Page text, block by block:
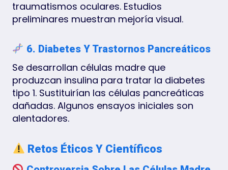
traumatismos oculares. Estudios
preliminares muestran mejoría visual.
6. Diabetes Y Trastornos Pancreáticos
Se desarrollan células madre que
produzcan insulina para tratar la diabetes
tipo 1. Sustituirían las células pancreáticas
dañadas. Algunos ensayos iniciales son
alentadores.
Retos Éticos Y Científicos